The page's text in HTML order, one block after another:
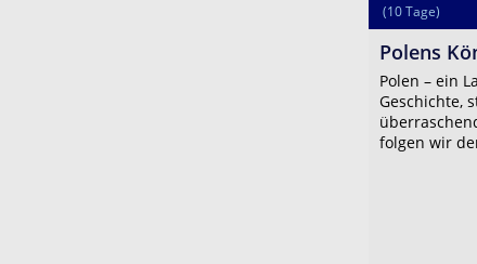
(10 Tage)
Polens
Polen – ein
Geschichte,
folgen wir